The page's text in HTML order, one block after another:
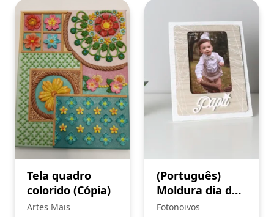
Tela quadro
colorido (Cópia)
Artes Mais
(Português)
Moldura dia do
Pai
Fotonoivos